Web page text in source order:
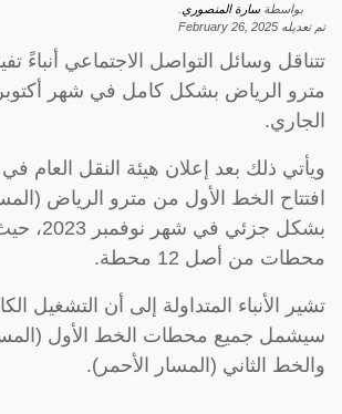
بواسطةسارة المنصوري
تم تعديله February 26, 2025
تتناقل وسائل التواصل الاجتماعي أنباءً
مترو الرياض بشكل كامل في شهر
الجاري.
ويأتي ذلك بعد إعلان هيئة النقل
افتتاح الخط الأول من مترو الرياض
محطات من أصل 12 محطة.
تشير الأنباء المتداولة إلى أن التشغيل
سيشمل جميع محطات الخط الأول
والخط الثاني (المسار الأحمر).